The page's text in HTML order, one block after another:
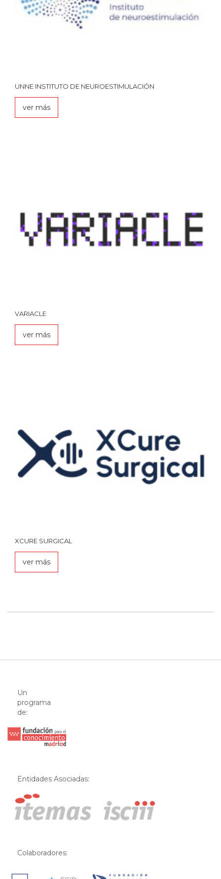
UNNE INSTITUTO DE NEUROESTIMULACIÓN
ver más
VARIACLE
ver más
XCURE SURGICAL
ver más
Un
programa
de:
Entidades Asociadas:
Colaboradores: